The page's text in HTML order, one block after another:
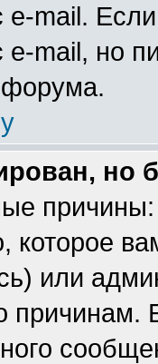
e-mail.
mail, но
но
которое
или